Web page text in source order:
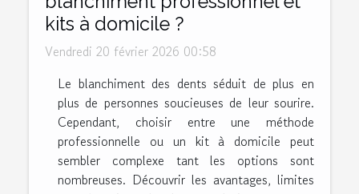
kits à domicile ?
Vendredi 20 février 2026 00:58
Le blanchiment des dents séduit de plus en
plus de personnes soucieuses de leur sourire.
Cependant, choisir entre une méthode
professionnelle ou un kit à domicile peut
sembler complexe tant les options sont
nombreuses. Découvrir les avantages, limites